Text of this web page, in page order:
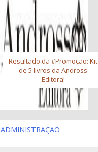
Resultado da #Promoção: Kit
de 5 livros da Andross
Editora!
ADMINISTRAÇÃO